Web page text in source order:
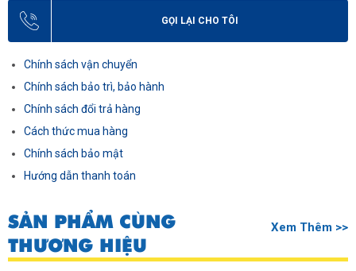
GỌI LẠI CHO TÔI
Chính sách vận chuyển
Chính sách bảo trì, bảo hành
Chính sách đổi trả hàng
Cách thức mua hàng
Chính sách bảo mật
Hướng dẫn thanh toán
SẢN PHẨM CÙNG
THƯƠNG HIỆU
Xem Thêm >>